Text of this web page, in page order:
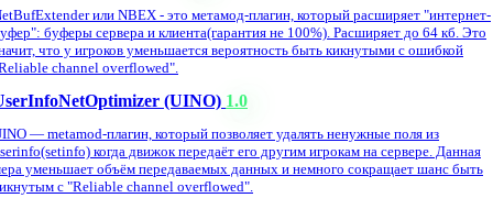
или NBEX - это метамод-плагин, который расширяет "интернет-
буферы сервера и клиента(гарантия не 100%). Расширяет до 64 кб. Это
что у игроков уменьшается вероятность быть кикнутыми с ошибкой
channel overflowed".
(UINO) 1.0
— metamod-плагин, который позволяет удалять ненужные поля из
когда движок передаёт его другим игрокам на сервере. Данная
уменьшает объём передаваемых данных и немного сокращает шанс быть
с "Reliable channel overflowed".